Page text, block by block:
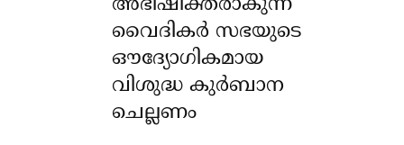
അഭിഷിക്തരാകുന്ന
വൈദികർ സഭയുടെ
ഔദ്യോഗികമായ
വിശുദ്ധ കുർബാന
ചെല്ലണം